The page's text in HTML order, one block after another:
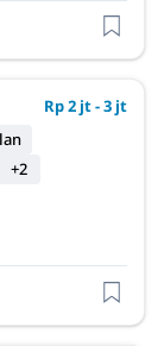
Rp 2 jt - 3 jt
+2